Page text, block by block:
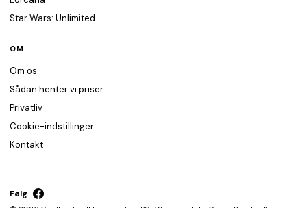
Star Wars: Unlimited
OM
Om os
Sådan henter vi priser
Privatliv
Cookie-indstillinger
Kontakt
Følg